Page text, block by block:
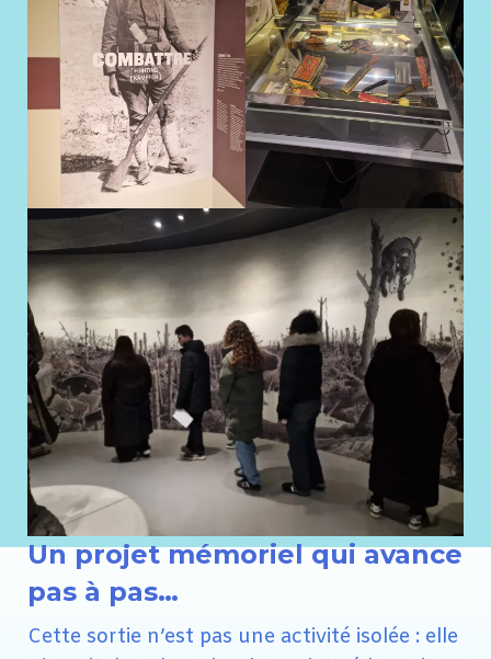
Un projet mémoriel qui avance
pas à pas…
Cette sortie n’est pas une activité isolée : elle